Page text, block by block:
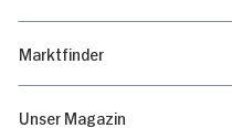
Marktfinder
Unser Magazin